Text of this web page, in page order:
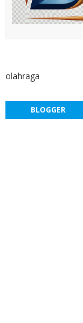
olahraga
BLOGGER